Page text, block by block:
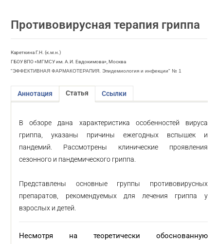
Противовирусная терапия гриппа
Кареткина Г.Н. (к.м.н.)
ГБОУ ВПО «МГМСУ им. А.И. Евдокимова», Москва
"ЭФФЕКТИВНАЯ ФАРМАКОТЕРАПИЯ. Эпидемиология и инфекции" № 1
Аннотация Статья Ссылки
В обзоре дана характеристика особенностей вируса
гриппа, указаны причины ежегодных вспышек и
пандемий. Рассмотрены клинические проявления
сезонного и пандемического гриппа.
Представлены основные группы противовирусных
препаратов, рекомендуемых для лечения гриппа у
взрослых и детей.
Несмотря на теоретически обоснованную